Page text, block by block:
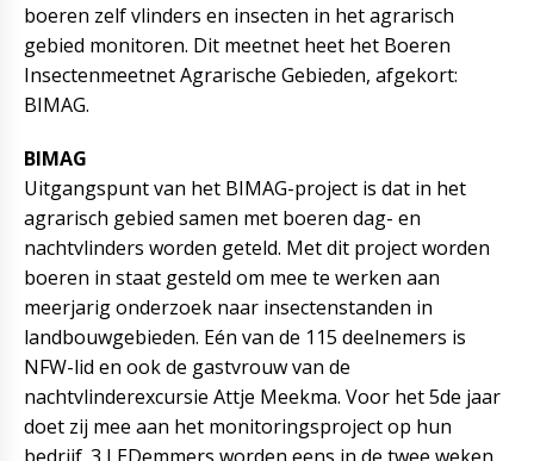
boeren zelf vlinders en insecten in het agrarisch
gebied monitoren. Dit meetnet heet het Boeren
Insectenmeetnet Agrarische Gebieden, afgekort:
BIMAG.
BIMAG
Uitgangspunt van het BIMAG-project is dat in het
agrarisch gebied samen met boeren dag- en
nachtvlinders worden geteld. Met dit project worden
boeren in staat gesteld om mee te werken aan
meerjarig onderzoek naar insectenstanden in
landbouwgebieden. Eén van de 115 deelnemers is
NFW-lid en ook de gastvrouw van de
nachtvlinderexcursie Attje Meekma. Voor het 5de jaar
doet zij mee aan het monitoringsproject op hun